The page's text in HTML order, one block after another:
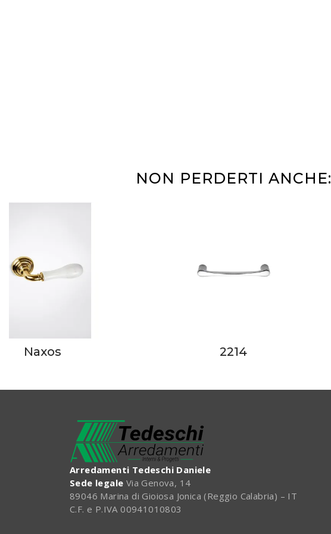
NON PERDERTI ANCHE:
Naxos 2214
Arredamenti Tedeschi Daniele
Sede legale Via Genova, 14
89046 Marina di Gioiosa Jonica (Reggio Calabria) – IT
C.F. e P.IVA 00941010803